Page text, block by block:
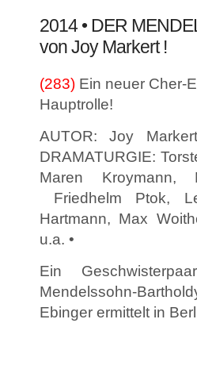
2014 • DER
von Joy Markert !
(283) Ein neuer Cher-
Hauptrolle!
AUTOR: Joy
DRAMATURGIE:
Maren Kroymann,
Friedhelm Ptok,
Hartmann, Max
u.a. •
Ein
Mendelssohn-
Ebinger ermittelt in